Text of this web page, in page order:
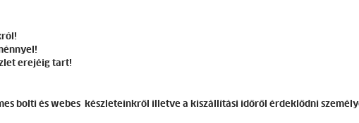
erejéig tart!
bolti és webes készleteinkről illetve a kiszállítási időről érdeklődni